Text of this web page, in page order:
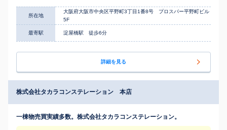
所在地
大阪府大阪市中央区平野町3丁目1番8号 プロスパー平野町ビル
5F
最寄駅 淀屋橋駅 徒歩6分
詳細を見る
株式会社タカラコンステレーション 本店
一棟物売買実績多数。株式会社タカラコンステレーション。